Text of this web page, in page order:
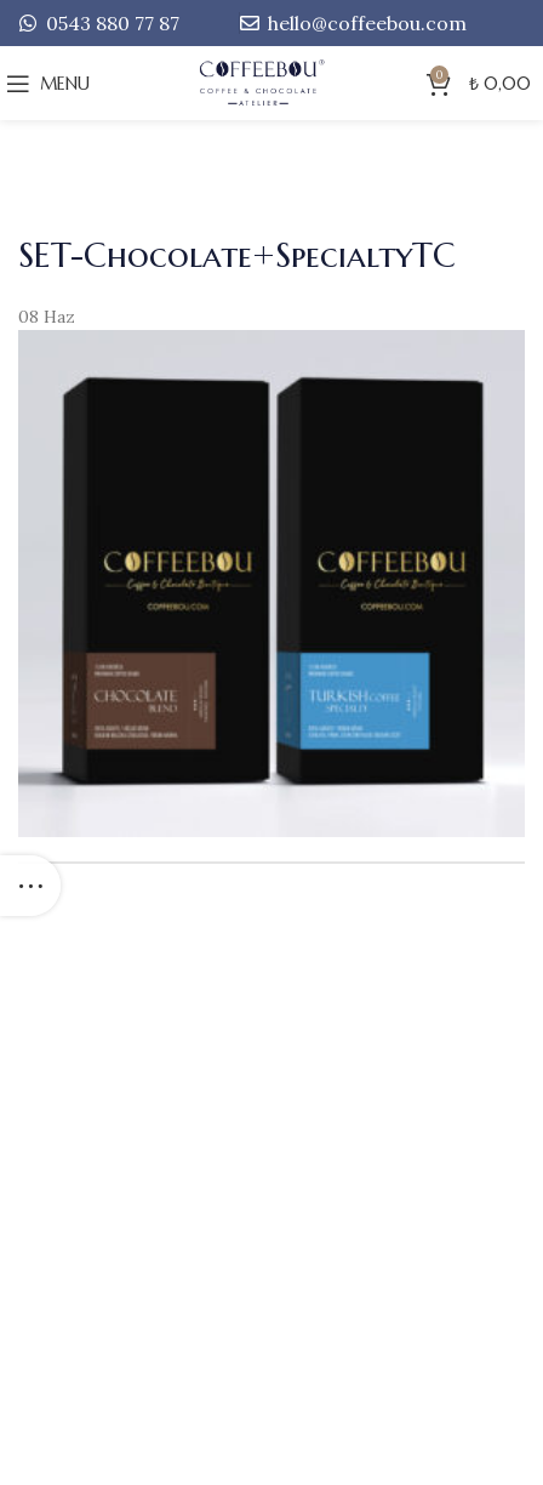
0543 880 77 87 hello@coffeebou.com
MENU 0 ₺ 0,00
SET-Chocolate+SpecialtyTC
08 Haz